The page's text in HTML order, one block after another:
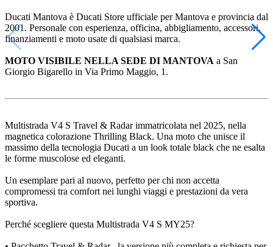
Ducati Mantova è Ducati Store ufficiale per Mantova e provincia dal
2001. Personale con esperienza, officina, abbigliamento, accessori,
finanziamenti e moto usate di qualsiasi marca.
MOTO VISIBILE NELLA SEDE DI MANTOVA a San
Giorgio Bigarello in Via Primo Maggio, 1.
Multistrada V4 S Travel & Radar immatricolata nel 2025, nella
magnetica colorazione Thrilling Black. Una moto che unisce il
massimo della tecnologia Ducati a un look totale black che ne esalta
le forme muscolose ed eleganti.
Un esemplare pari al nuovo, perfetto per chi non accetta
compromessi tra comfort nei lunghi viaggi e prestazioni da vera
sportiva. ️
Perché scegliere questa Multistrada V4 S MY25?